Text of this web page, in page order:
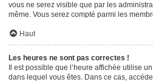
vous ne serez visible que par les
même. Vous serez compté parmi les
Haut
Les heures ne sont pas correctes !
Il est possible que l’heure affichée utilise
dans lequel vous êtes. Dans ce cas,